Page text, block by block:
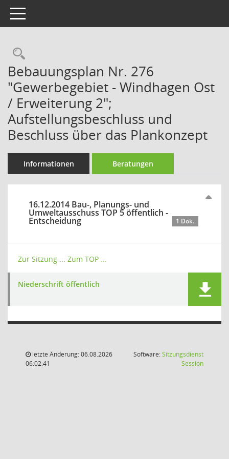
Toggle navigation
Rechercheauswahl
Bebauungsplan Nr. 276
"Gewerbegebiet - Windhagen Ost
/ Erweiterung 2";
Aufstellungsbeschluss und
Beschluss über das Plankonzept
Informationen Beratungen
16.12.2014 Bau-, Planungs- und
Umweltausschuss TOP 5 öffentlich -
Entscheidung 1 Dok.
Zur Sitzung ... Zum TOP ...
Niederschrift öffentlich
letzte Änderung: 06.08.2026
06:02:41
Software:Sitzungsdienst
Session(Wird in